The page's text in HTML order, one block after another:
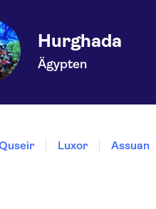
Hurghada
Ägypten
Luxor Assuan